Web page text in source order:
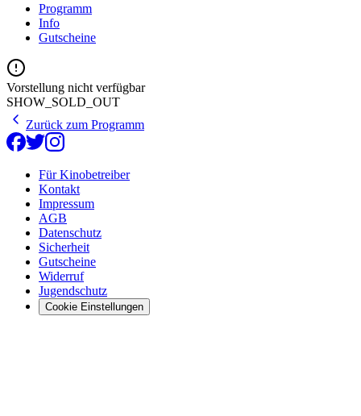
Programm
Info
Gutscheine
Vorstellung nicht verfügbar
SHOW_SOLD_OUT
Zurück zum Programm
Für Kinobetreiber
Kontakt
Impressum
AGB
Datenschutz
Sicherheit
Gutscheine
Widerruf
Jugendschutz
Cookie Einstellungen